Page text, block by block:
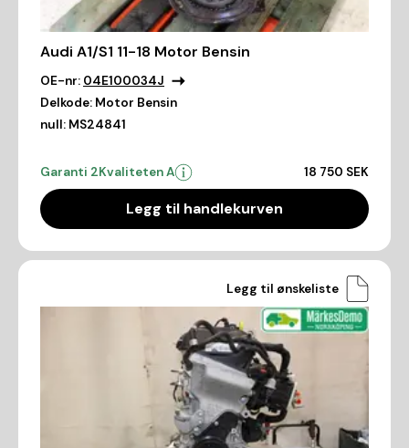
Audi A1/S1 11-18 Motor Bensin
OE-nr: 04E100034J
Delkode: Motor Bensin
null: MS24841
Garanti 2Kvaliteten A 18 750 SEK
Legg til handlekurven
Legg til ønskeliste